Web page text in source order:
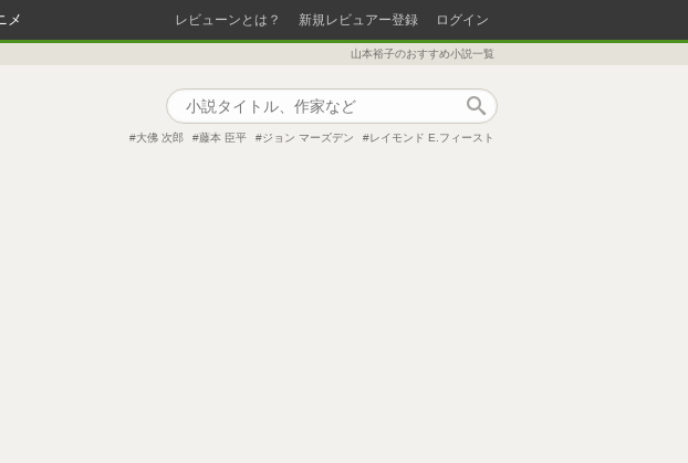
メ レビューンとは？ 新規レビュアー登録 ログイン
山本裕子のおすすめ小説一覧
大佛 次郎 藤本 臣平 ジョン マーズデン レイモンド E.フィースト